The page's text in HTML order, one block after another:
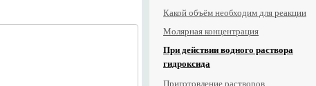
Какой объём необходим для реакции
Молярная концентрация
При действии водного раствора
гидроксида
Приготовление растворов